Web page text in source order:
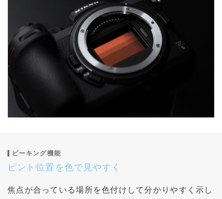
ピーキング機能
ピント位置を色で見やすく
焦点が合っている場所を色付けして分かりやすく示し